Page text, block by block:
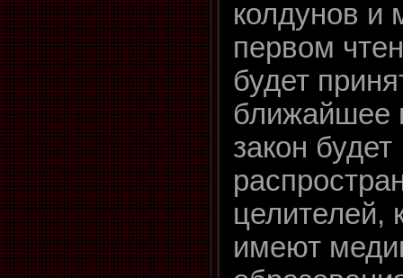
колдунов и
первом
будет
ближайшее
закон будет
целителей,
имеют